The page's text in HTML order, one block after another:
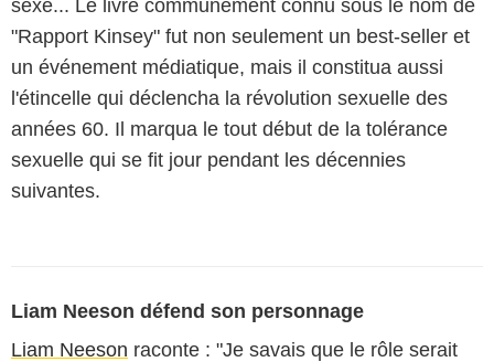
sexe... Le livre communément connu sous le nom de
"Rapport Kinsey" fut non seulement un best-seller et
un événement médiatique, mais il constitua aussi
l'étincelle qui déclencha la révolution sexuelle des
années 60. Il marqua le tout début de la tolérance
sexuelle qui se fit jour pendant les décennies
suivantes.
Liam Neeson défend son personnage
Liam Neeson raconte : "Je savais que le rôle serait